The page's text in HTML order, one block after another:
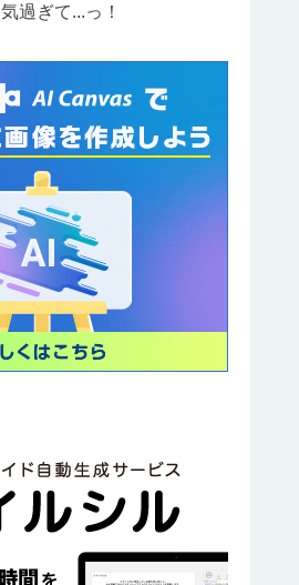
気過ぎて...っ！